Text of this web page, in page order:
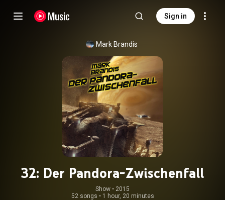
Sign in
Mark Brandis
32: Der Pandora-Zwischenfall
Show • 2015
52 songs • 1 hour, 20 minutes